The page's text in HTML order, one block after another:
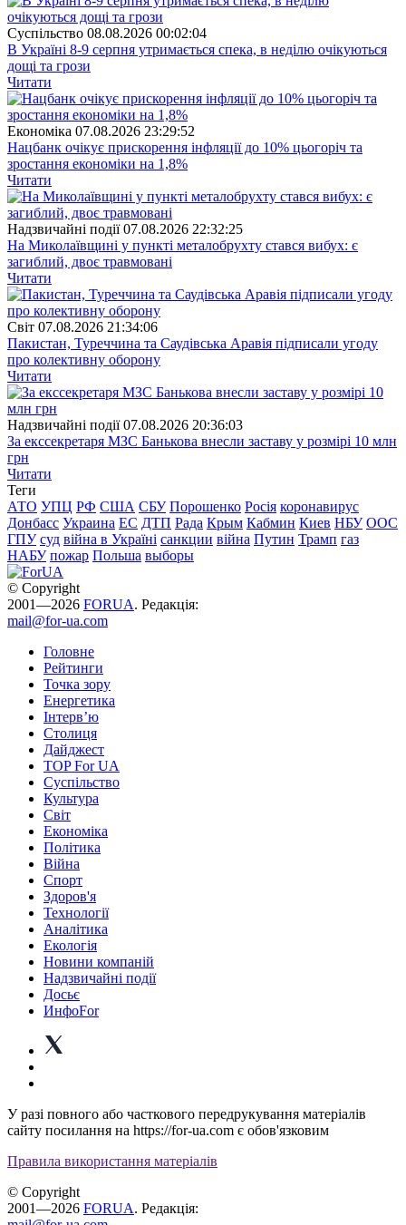
Суспiльство 08.08.2026 00:02:04
В Україні 8-9 серпня утримається спека, в неділю очікуються
дощі та грози
Читати
Економіка 07.08.2026 23:29:52
Нацбанк очікує прискорення інфляції до 10% цьогоріч та
зростання економіки на 1,8%
Читати
Надзвичайні події 07.08.2026 22:32:25
На Миколаївщині у пункті металобрухту стався вибух: є
загиблий, двоє травмовані
Читати
Свiт 07.08.2026 21:34:06
Пакистан, Туреччина та Саудівська Аравія підписали угоду
про колективну оборону
Читати
Надзвичайні події 07.08.2026 20:36:03
За екссекретаря МЗС Банькова внесли заставу у розмірі 10 млн
грн
Читати
Теги
АТО УПЦ РФ США СБУ Порошенко Росія коронавирус
Донбасс Украина ЕС ДТП Рада Крым Кабмин Киев НБУ ООС
ГПУ суд війна в Україні санкции війна Путин Трамп газ
НАБУ пожар Польша выборы
© Copyright
2001—2026 FORUA. Редакція:
mail@for-ua.com
Головне
Рейтинги
Точка зору
Енергетика
Інтерв’ю
Столиця
Дайджест
TOP For UA
Суспiльство
Культура
Світ
Економіка
Політика
Війна
Спорт
Здоров'я
Технології
Аналітика
Екологія
Новини компаній
Надзвичайні події
Досьє
ИнфоFor
У разі повного або часткового передрукування матеріалів
сайту посилання на https://for-ua.com є обов'язковим
Правила використання матеріалів
© Copyright
2001—2026 FORUA. Редакція: